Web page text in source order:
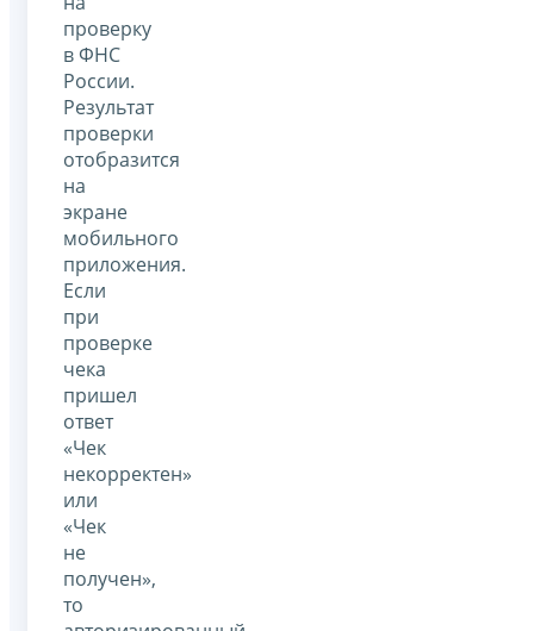
проверку
в ФНС
России.
Результат
проверки
отобразится
на
экране
мобильного
приложения.
Если
при
проверке
чека
пришел
ответ
«Чек
некорректен»
или
«Чек
не
получен»,
то